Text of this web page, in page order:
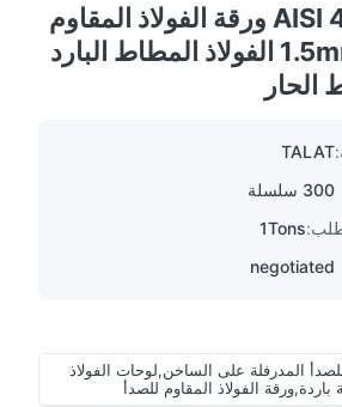
AISI 430 304 316 ورقة الفولاذ المقاوم
للصدأ 1.5mm 1mm الفولاذ المطاط البارد
المدرفلة على الساخن,لوحات الفولاذ
الفولاذ المقاوم للصدأ